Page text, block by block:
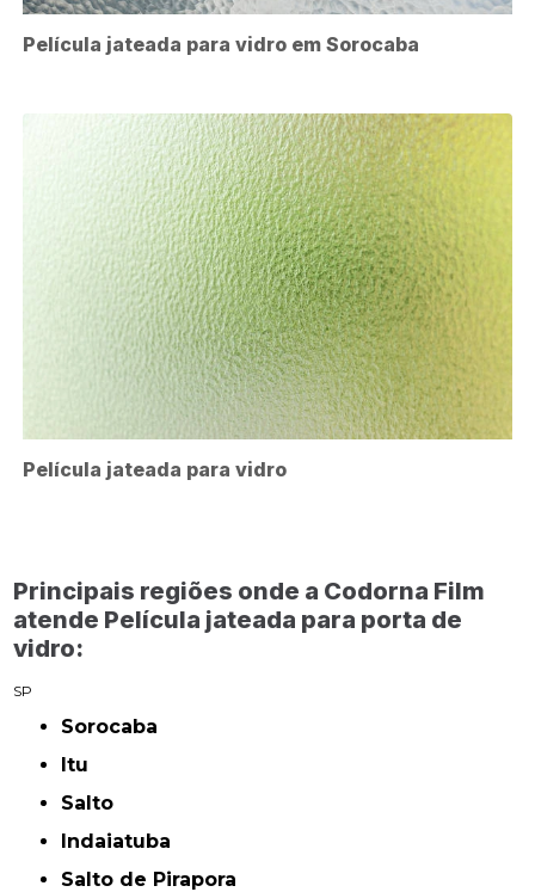
Película jateada para vidro em Sorocaba
Película jateada para vidro
Principais regiões onde a Codorna Film
atende Película jateada para porta de
vidro:
SP
Sorocaba
Itu
Salto
Indaiatuba
Salto de Pirapora